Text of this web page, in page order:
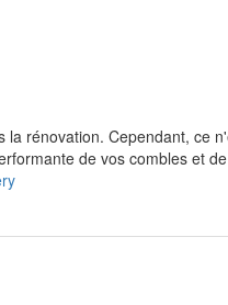
rénovation. Cependant, ce
de vos combles et